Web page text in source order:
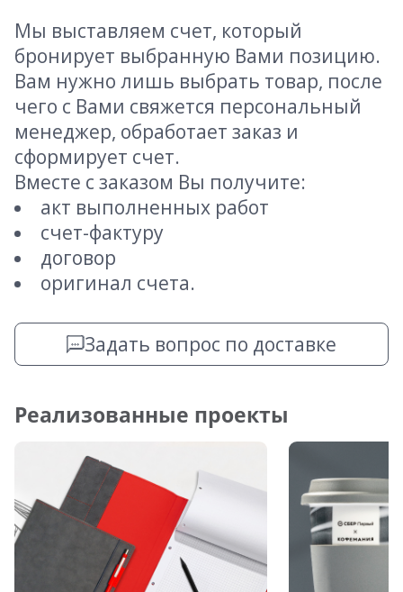
Мы выставляем счет, который
бронирует выбранную Вами позицию.
Вам нужно лишь выбрать товар, после
чего с Вами свяжется персональный
менеджер, обработает заказ и
сформирует счет.
Вместе с заказом Вы получите:
акт выполненных работ
счет-фактуру
договор
оригинал счета.
Задать вопрос по доставке
Реализованные проекты